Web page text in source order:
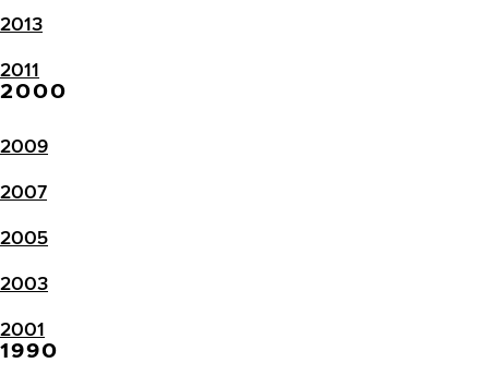
2013
2011
2000
2009
2007
2005
2003
2001
1990